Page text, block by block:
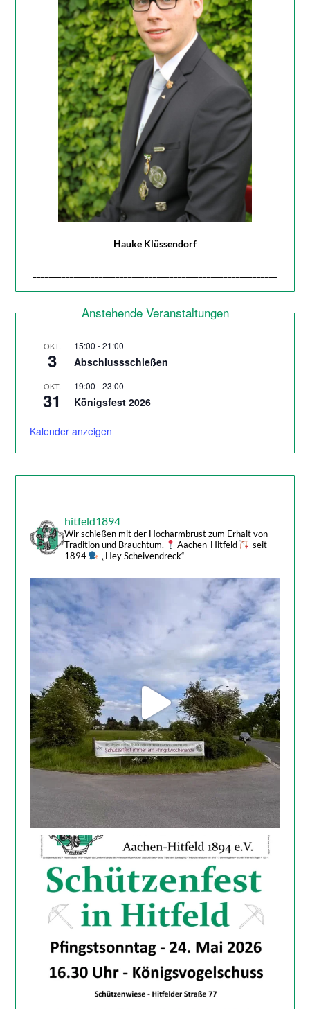
Hauke Klüssendorf
Anstehende Veranstaltungen
OKT.
3
15:00 -21:00
Abschlussschießen
OKT.
31
19:00 -23:00
Königsfest 2026
Kalender anzeigen
hitfeld1894
Wir schießen mit der Hocharmbrust zum Erhalt von
Tradition und Brauchtum.
Aachen-Hitfeld
seit
1894
„Hey Scheivendreck“